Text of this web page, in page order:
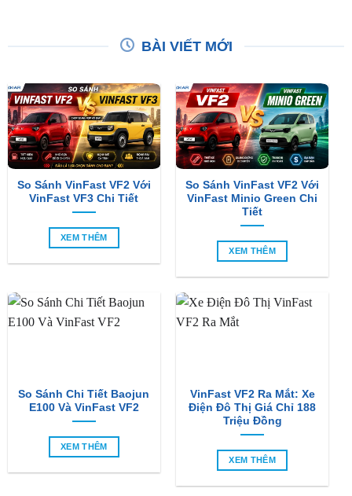
BÀI VIẾT MỚI
So Sánh VinFast VF2 Với
VinFast VF3 Chi Tiết
XEM THÊM
So Sánh VinFast VF2 Với
VinFast Minio Green Chi
Tiết
XEM THÊM
So Sánh Chi Tiết Baojun
E100 Và VinFast VF2
XEM THÊM
VinFast VF2 Ra Mắt: Xe
Điện Đô Thị Giá Chỉ 188
Triệu Đồng
XEM THÊM